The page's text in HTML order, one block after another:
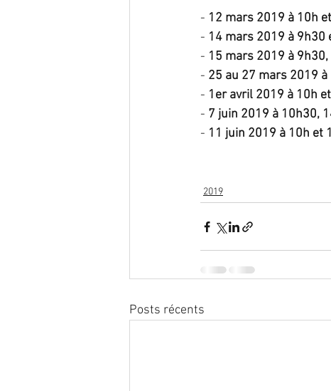
- 12 mars 2019 à 10h
- 14 mars 2019 à 9h30
- 15 mars 2019 à 9h30,
- 25 au 27 mars 2019
- 1er avril 2019 à 10h
- 7 juin 2019 à 10h30,
- 11 juin 2019 à 10h et
2019
Posts récents